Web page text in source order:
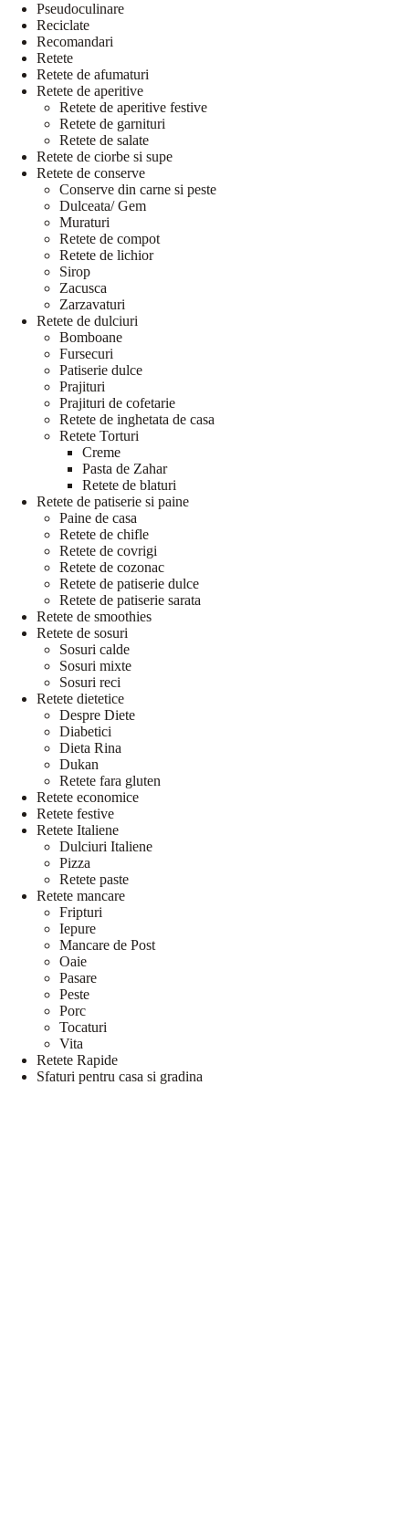
Pseudoculinare
Reciclate
Recomandari
Retete
Retete de afumaturi
Retete de aperitive
Retete de aperitive festive
Retete de garnituri
Retete de salate
Retete de ciorbe si supe
Retete de conserve
Conserve din carne si peste
Dulceata/ Gem
Muraturi
Retete de compot
Retete de lichior
Sirop
Zacusca
Zarzavaturi
Retete de dulciuri
Bomboane
Fursecuri
Patiserie dulce
Prajituri
Prajituri de cofetarie
Retete de inghetata de casa
Retete Torturi
Creme
Pasta de Zahar
Retete de blaturi
Retete de patiserie si paine
Paine de casa
Retete de chifle
Retete de covrigi
Retete de cozonac
Retete de patiserie dulce
Retete de patiserie sarata
Retete de smoothies
Retete de sosuri
Sosuri calde
Sosuri mixte
Sosuri reci
Retete dietetice
Despre Diete
Diabetici
Dieta Rina
Dukan
Retete fara gluten
Retete economice
Retete festive
Retete Italiene
Dulciuri Italiene
Pizza
Retete paste
Retete mancare
Fripturi
Iepure
Mancare de Post
Oaie
Pasare
Peste
Porc
Tocaturi
Vita
Retete Rapide
Sfaturi pentru casa si gradina